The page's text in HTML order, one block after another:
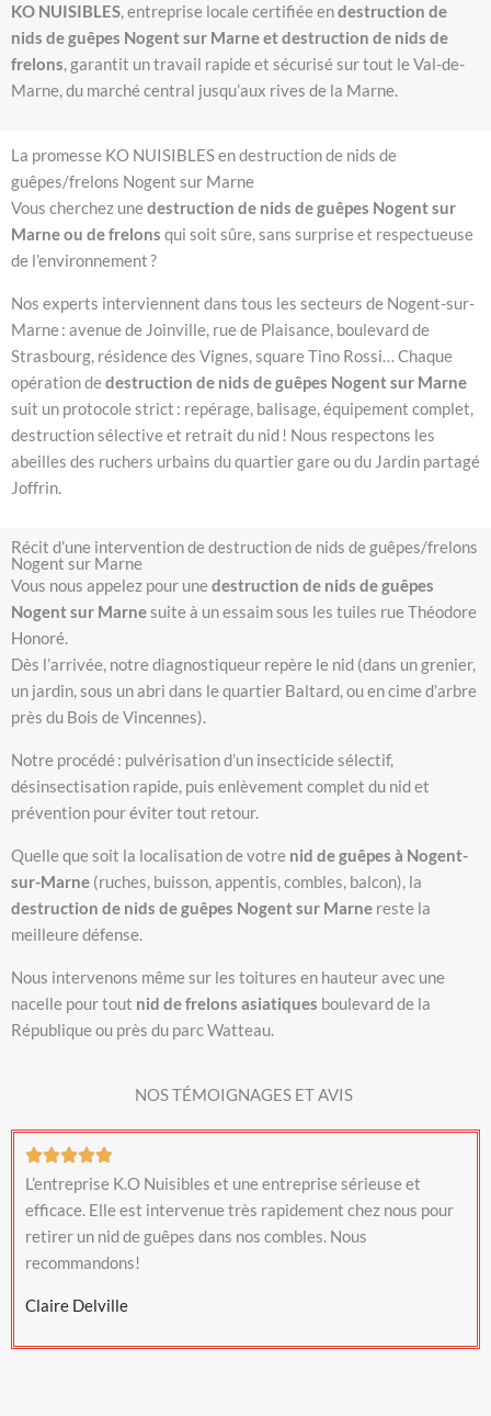
KO NUISIBLES, entreprise locale certifiée endestruction de
nids de guêpes Nogent sur Marne et destruction de nids de
frelons, garantit un travail rapide et sécurisé sur tout le Val-de-
Marne, du marché central jusqu’aux rives de la Marne.
La promesse KO NUISIBLES en destruction de nids de
guêpes/frelons Nogent sur Marne
Vous cherchez unedestruction de nids de guêpes Nogent sur
Marne ou de frelons qui soit sûre, sans surprise et respectueuse
de l’environnement ?
Nos experts interviennent dans tous les secteurs de Nogent-sur-
Marne : avenue de Joinville, rue de Plaisance, boulevard de
Strasbourg, résidence des Vignes, square Tino Rossi… Chaque
opération dedestruction de nids de guêpes Nogent sur Marne
suit un protocole strict : repérage, balisage, équipement complet,
destruction sélective et retrait du nid ! Nous respectons les
abeilles des ruchers urbains du quartier gare ou du Jardin partagé
Joffrin.
Récit d’une intervention de destruction de nids de guêpes/frelons
Nogent sur Marne
Vous nous appelez pour unedestruction de nids de guêpes
Nogent sur Marnesuite à un essaim sous les tuiles rue Théodore
Honoré.
Dès l’arrivée, notre diagnostiqueur repère le nid (dans un grenier,
un jardin, sous un abri dans le quartier Baltard, ou en cime d’arbre
près du Bois de Vincennes).
Notre procédé : pulvérisation d’un insecticide sélectif,
désinsectisation rapide, puis enlèvement complet du nid et
prévention pour éviter tout retour.
Quelle que soit la localisation de votre nid de guêpes à Nogent-
sur-Marne (ruches, buisson, appentis, combles, balcon), la
destruction de nids de guêpes Nogent sur Marne reste la
meilleure défense.
Nous intervenons même sur les toitures en hauteur avec une
nacelle pour tout nid de frelons asiatiques boulevard de la
République ou près du parc Watteau.
NOS TÉMOIGNAGES ET AVIS
L’entreprise K.O Nuisibles et une entreprise sérieuse et
efficace. Elle est intervenue très rapidement chez nous pour
retirer un nid de guêpes dans nos combles. Nous
recommandons!
Claire Delville